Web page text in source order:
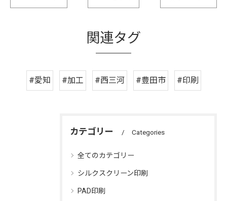
関連タグ
#愛知 #加工 #西三河 #豊田市 #印刷
カテゴリー Categories
全てのカテゴリー
シルクスクリーン印刷
PAD印刷